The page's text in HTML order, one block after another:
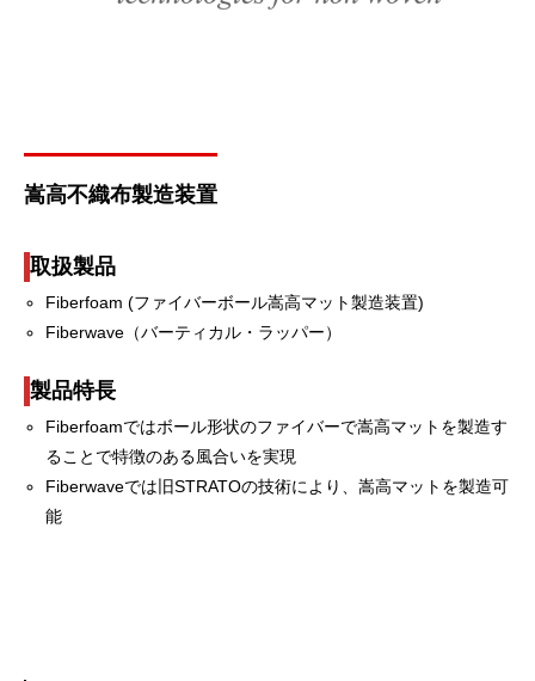
嵩高不織布製造装置
取扱製品
Fiberfoam (ファイバーボール嵩高マット製造装置)
Fiberwave（バーティカル・ラッパー）
製品特長
Fiberfoamではボール形状のファイバーで嵩高マットを製造す
ることで特徴のある風合いを実現
Fiberwaveでは旧STRATOの技術により、嵩高マットを製造可
能